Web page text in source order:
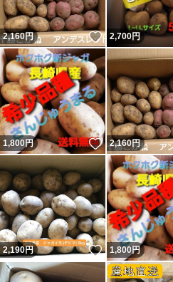
2,160円 いいね！
2,700円
1,800 円 いいね！
2,160円
2,190円 いいね！
1,800 円